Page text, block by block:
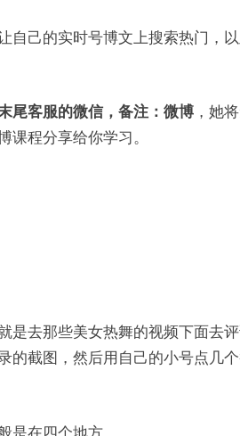
自己的实时号博文上搜索热门，
尾客服的微信，备注：微博 ，她
课程分享给你学习。
是去那些美女热舞的视频下面去
的截图，然后用自己的小号点几